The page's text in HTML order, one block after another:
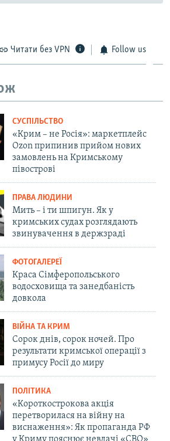
Читати без VPN Follow us
СУСПІЛЬСТВО
«Крим – не Росія»: маркетплейс
Ozon припинив прийом нових
замовлень на Кримському
півострові
ПРАВА ЛЮДИНИ
Мить – і ти шпигун. Як у
кримських судах розглядають
звинувачення в держзраді
ФОТОГАЛЕРЕЇ
Краса Сімферопольського
водосховища та занедбаність
довкола
ВІЙНА ТА КРИМ
Сорок днів, сорок ночей. Про
результати кримської операції з
примусу Росії до миру
ПОЛІТИКА
«Короткострокова акція
перетворилася на війну на
виснаження»: Як пропаганда РФ